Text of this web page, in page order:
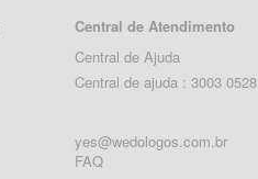
Central de Atendimento
Central de Ajuda
Central de ajuda : 3003 0528
yes@wedologos.com.br
FAQ